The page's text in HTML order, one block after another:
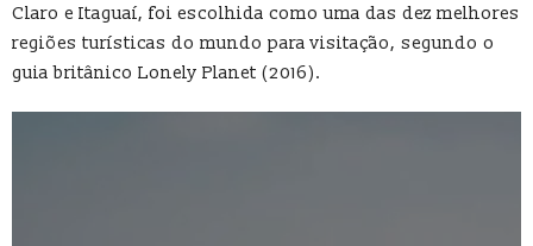
Claro e Itaguaí, foi escolhida como uma das dez melhores
regiões turísticas do mundo para visitação, segundo o
guia britânico Lonely Planet (2016).